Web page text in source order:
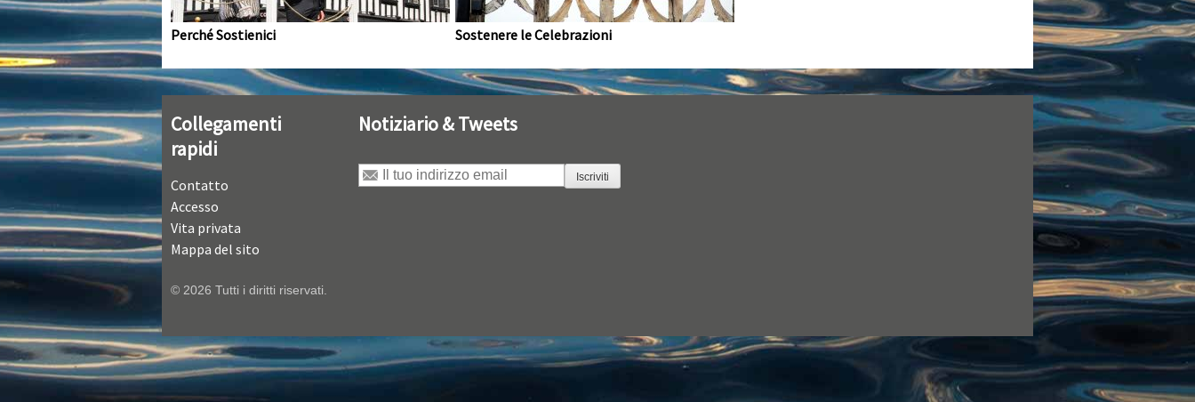
Perché Sostienici Sostenere le Celebrazioni
Collegamenti
rapidi
Contatto
Accesso
Vita privata
Mappa del sito
© 2026 Tutti i diritti riservati.
Notiziario & Tweets